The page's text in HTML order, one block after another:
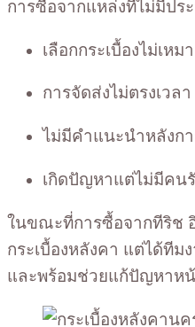
การซื้อจากแหล่งที่ไม่มีปร
เลือกกระเบื้องไม่เหม
การจัดส่งไม่ตรงเวลา
ไม่มีคำแนะนำหลังก
เกิดปัญหาแต่ไม่มีคน
ในขณะที่การซื้อจากทีริช
กระเบื้องหลังคา แต่ได้ทีม
และพร้อมช่วยแก้ปัญหาห